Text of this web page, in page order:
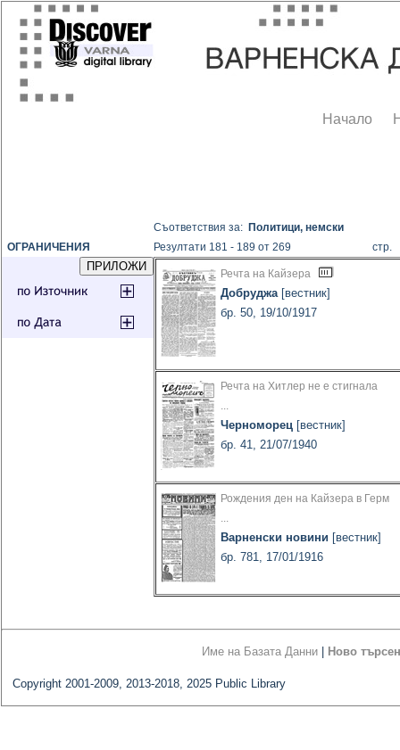
Начало
ОГРАНИЧЕНИЯ
Съответствия за: Политици, немски
Резултати 181 - 189 от 269
Речта на Кайзера
Добруджа[вестник]
бр. 50, 19/10/1917
Речта на Хитлер не е стигнала
...
Черноморец [вестник]
бр. 41, 21/07/1940
Рождения ден на Кайзера в Герм
...
Варненски новини [вестник]
бр. 781, 17/01/1916
Име на Базата Данни Ново
Copyright 2001-2009, 2013-2018, 2025 Public Library